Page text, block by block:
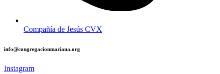
Compañía de Jesús CVX
info@congregacionmariana.org
Instagram